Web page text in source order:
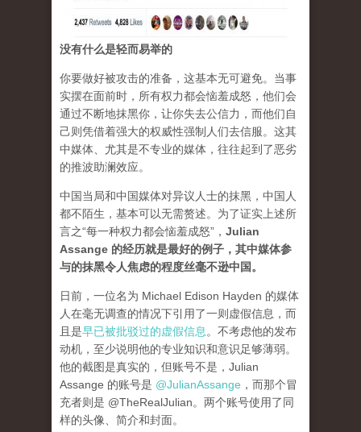
没有什么是轻而易举的
你要做好被攻击的准备，这基本无可避免。当事
实摆在面前时，所有权力都会恼羞成怒，他们会
通过不断地抹黑你，让你失去公信力，而他们自
己则凭借着强大的权威性强制人们去信服。这其
中媒体、尤其是不专业的媒体，往往起到了恶劣
的推波助澜效应。
中国当局和中国媒体对异议人士的抹黑，中国人
都不陌生，基本可以无需赘述。为了证实上述所
言之“每一种权力都会恼羞成怒”， Julian
Assange 的经历就是最好的例子，其中媒体参
与的抹黑令人焦虑的程度丝毫不逊中国。
日前，一位名为 Michael Edison Hayden 的媒体
人在毫无调查的情况下引用了一则虚假信息，而
且是早已被批驳过的虚假信息 。不考虑他的发布
动机，至少说明他的专业知识和意识足够薄弱。
他的截图是真实的，但账号不是，Julian
Assange 的账号是 @JulianAssange ，而那个冒
充者则是 @TheRealJulian。两个账号使用了同
样的头像、简介和封面。